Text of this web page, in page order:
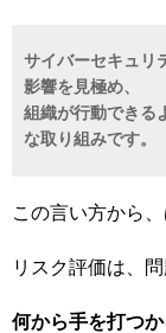
サイバーセキュリ
影響を見極め、
組織が行動できる
な取り組みです。
この言い方から
リスク評価は、
何から手を打つ